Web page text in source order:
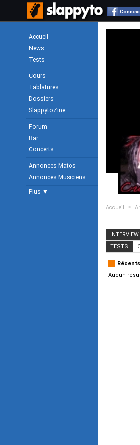
Accueil
News
Tests
Cours
Tablatures
Dossiers
SlappytoZine
Forum
Bar
Concerts
Annonces Matos
Annonces Musiciens
Plus ▼
Accueil >
INTERVIEW
TESTS
Récents
Aucun